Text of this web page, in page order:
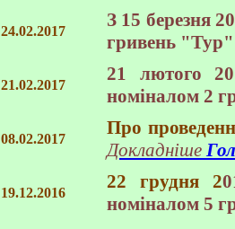
24.02.2017
З 15 березня
гривень "Тур"
21.02.2017
21 лютого
номіналом 2
08.02.2017
Про
Докладніше
19.12.2016
22 грудня 2
номіналом 5